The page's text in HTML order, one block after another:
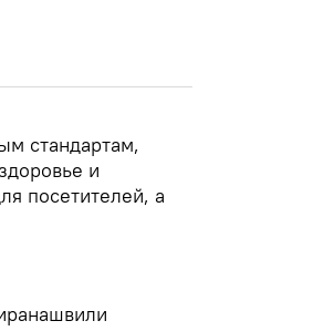
стандартам,
и
посетителей, а